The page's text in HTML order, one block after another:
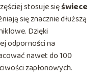
stosuje sięświece
się znacznie dłuższą
Dzięki
odporności na
nawet do 100
zapłonowych.